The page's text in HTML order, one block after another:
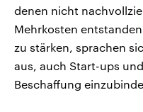
denen nicht
Mehrkosten
zu stärken, sprachen
aus, auch Start-ups
Beschaffung